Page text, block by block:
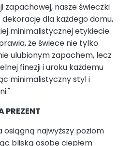
zapachowej, nasze świeczki
dla każdego domu,
minimalistycznej etykiecie.
że świece nie tylko
ulubionym zapachem, lecz
finezji i uroku każdemu
minimalistyczny styl i
PREZENT
osiągną najwyższy poziom
bliską osobę ciepłem